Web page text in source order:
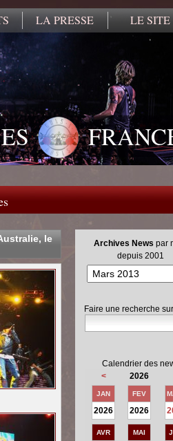
LA PRESSE LE SITE
le
Archives News par
depuis 2001
Faire une recherche
Calendrier des
<
2026
JAN
2026
FEV
2026
AVR MAI